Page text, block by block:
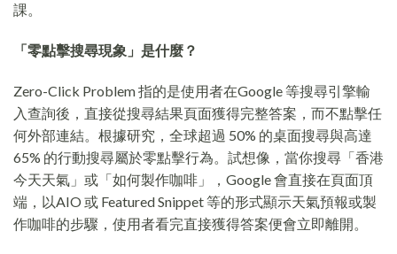
課。
「零點擊搜尋現象」是什麼？
Zero-Click Problem 指的是使用者在Google 等搜尋引擎輸
入查詢後，直接從搜尋結果頁面獲得完整答案，而不點擊任
何外部連結。根據研究，全球超過 50% 的桌面搜尋與高達
65% 的行動搜尋屬於零點擊行為。試想像，當你搜尋「香港
今天天氣」或「如何製作咖啡」，Google 會直接在頁面頂
端，以AIO 或 Featured Snippet 等的形式顯示天氣預報或製
作咖啡的步驟，使用者看完直接獲得答案便會立即離開。